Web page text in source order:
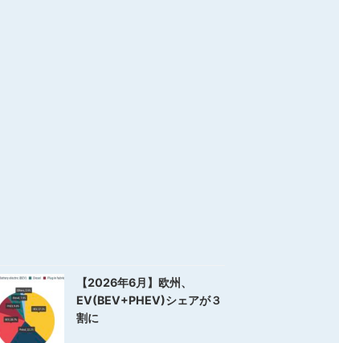
【2026年6月】欧州、
EV(BEV+PHEV)シェアが３
割に